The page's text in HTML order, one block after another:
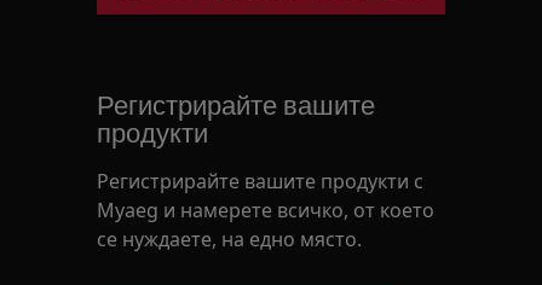
Регистрирайте вашите
продукти
Регистрирайте вашите продукти с
Myaeg и намерете всичко, от което
се нуждаете, на едно място.